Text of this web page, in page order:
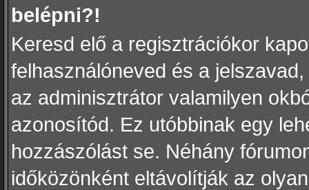
belépni?!
Keresd elő a regisztrációkor
felhasználóneved és a
az adminisztrátor valamilyen
azonosítód. Ez utóbbinak egy
hozzászólást se. Néhány
időközönként eltávolítják az